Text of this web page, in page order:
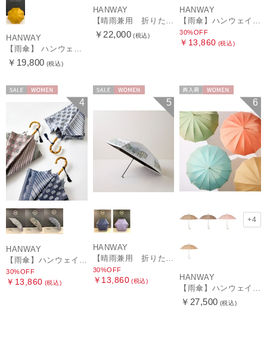
HANWAY
【雨傘】 ハンウェイ （HANWAY） Couturier クチュリエ 長傘 日本製
￥19,800 (税込)
HANWAY
【晴雨兼用 折りたたみ日傘】ハンウェイ（ＨＡＮＷＡＹ）Vestido de frida（べスティード・デ・フリーダ）
￥22,000 (税込)
HANWAY
【雨傘】ハンウェイ (HANWAY) Lily CJ（リリー・シー・ジェー） 日本製 親骨：51～55cm
30%OFF
￥13,860 (税込)
4
HANWAY
30%OFF
￥13,860 (税込)
5
HANWAY
30%OFF
￥13,860 (税込)
6
+4
HANWAY
￥27,500 (税込)